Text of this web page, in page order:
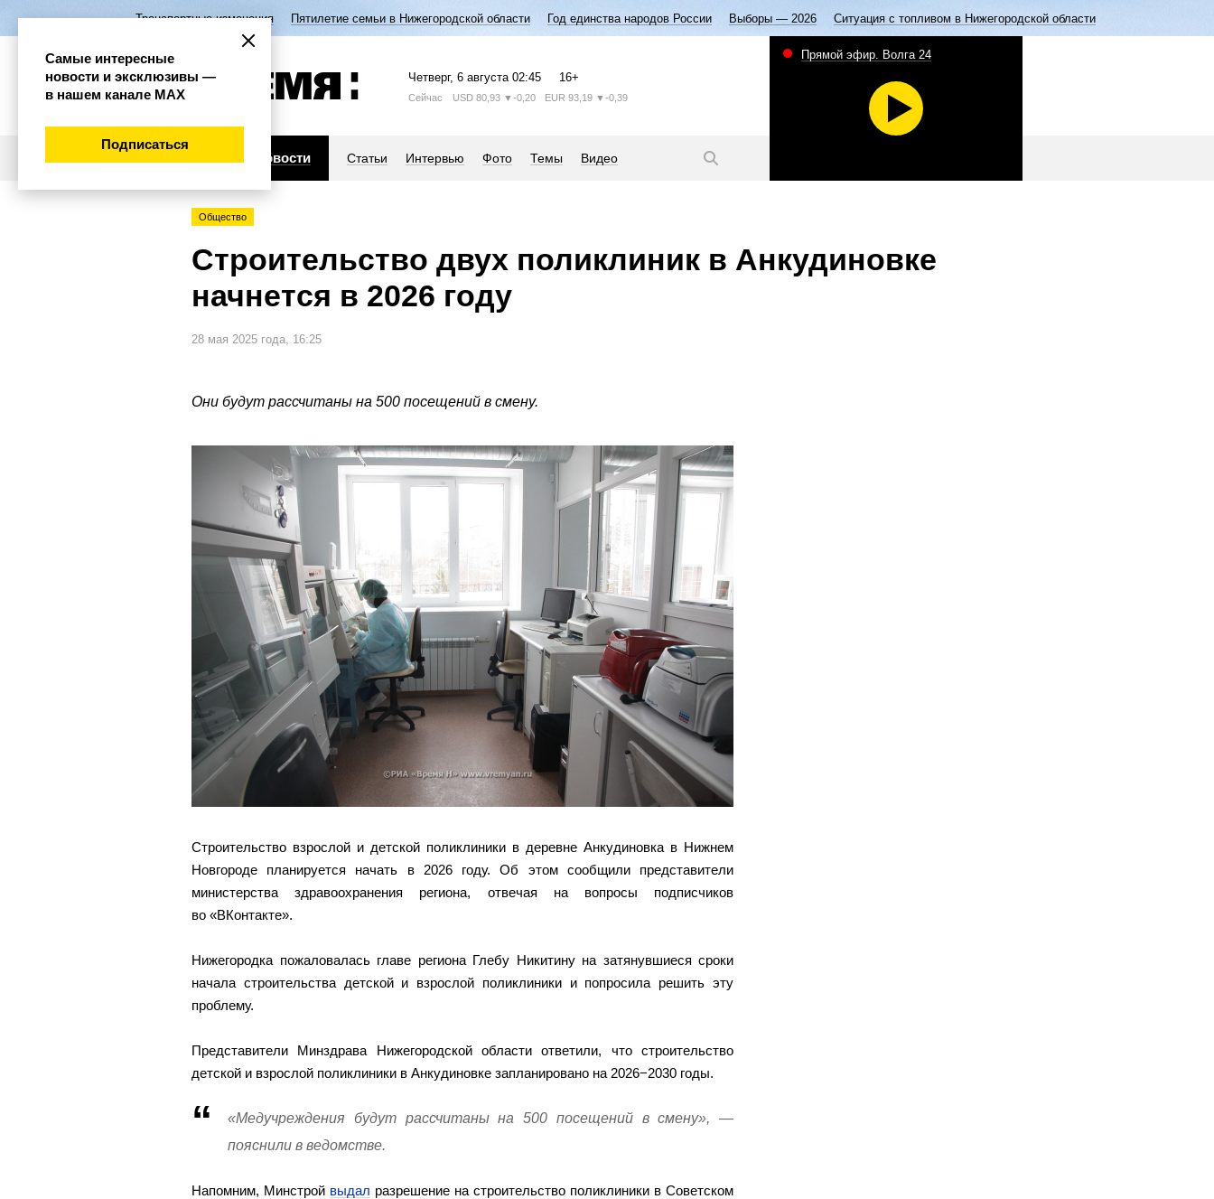
Транспортные изменения Пятилетие семьи в Нижегородской области Год единства народов России Выборы — 2026 Ситуация с топливом в Нижегородской области
Четверг, 6 августа 02:45 16+
Сейчас USD 80,93 ▼-0,20 EUR 93,19 ▼-0,39
Новости Статьи Интервью Фото Темы Видео
Прямой эфир. Волга 24
Общество
Строительство двух поликлиник в Анкудиновке
начнется в 2026 году
28 мая 2025 года, 16:25
Они будут рассчитаны на 500 посещений в смену.
Строительство взрослой и детской поликлиники в деревне Анкудиновка в Нижнем
Новгороде планируется начать в 2026 году. Об этом сообщили представители
министерства здравоохранения региона, отвечая на вопросы подписчиков
во «ВКонтакте».
Нижегородка пожаловалась главе региона Глебу Никитину на затянувшиеся сроки
начала строительства детской и взрослой поликлиники и попросила решить эту
проблему.
Представители Минздрава Нижегородской области ответили, что строительство
детской и взрослой поликлиники в Анкудиновке запланировано на 2026−2030 годы.
«Медучреждения будут рассчитаны на 500 посещений в смену», —
пояснили в ведомстве.
Напомним, Минстрой выдал разрешение на строительство поликлиники в Советском
Самые интересные
новости и эксклюзивы —
в нашем канале МАХ
Подписаться